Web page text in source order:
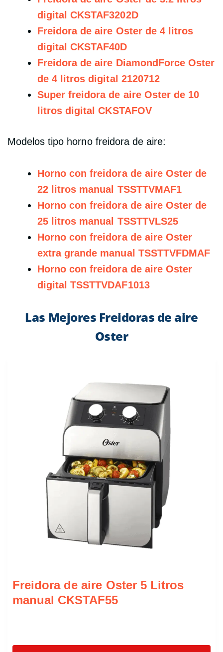
digital CKSTAF3202D
Freidora de aire Oster de 4 litros
digital CKSTAF40D
Freidora de aire DiamondForce Oster
de 4 litros digital 2120712
Super freidora de aire Oster de 10
litros digital CKSTAFOV
Modelos tipo horno freidora de aire:
Horno con freidora de aire Oster de
22 litros manual TSSTTVMAF1
Horno con freidora de aire Oster de
25 litros manual TSSTTVLS25
Horno con freidora de aire Oster
extra grande manual TSSTTVFDMAF
Horno con freidora de aire Oster
digital TSSTTVDAF1013
Las Mejores Freidoras de aire
Oster
Freidora de aire Oster 5 Litros
manual CKSTAF55